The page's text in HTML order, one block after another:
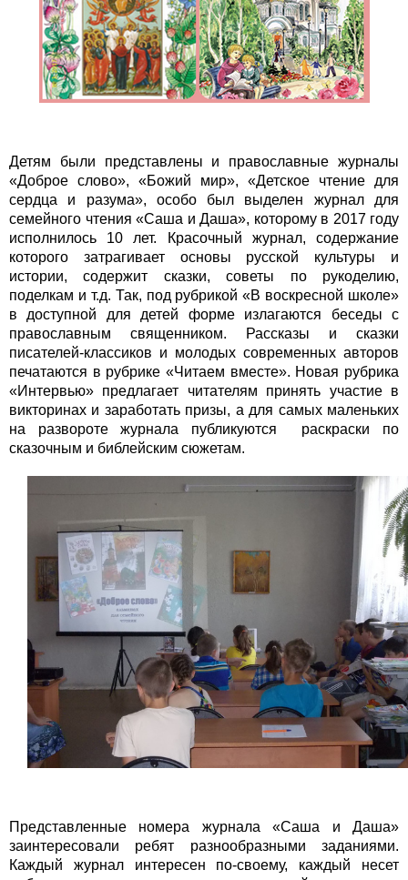
Детям были представлены и православные журналы
«Доброе слово», «Божий мир», «Детское чтение для
сердца и разума», особо был выделен журнал для
семейного чтения «Саша и Даша», которому в 2017 году
исполнилось 10 лет. Красочный журнал, содержание
которого затрагивает основы русской культуры и
истории, содержит сказки, советы по рукоделию,
поделкам и т.д. Так, под рубрикой «В воскресной школе»
в доступной для детей форме излагаются беседы с
православным священником. Рассказы и сказки
писателей-классиков и молодых современных авторов
печатаются в рубрике «Читаем вместе». Новая рубрика
«Интервью» предлагает читателям принять участие в
викторинах и заработать призы, а для самых маленьких
на развороте журнала публикуются раскраски по
сказочным и библейским сюжетам.
Представленные номера журнала «Саша и Даша»
заинтересовали ребят разнообразными заданиями.
Каждый журнал интересен по-своему, каждый несет